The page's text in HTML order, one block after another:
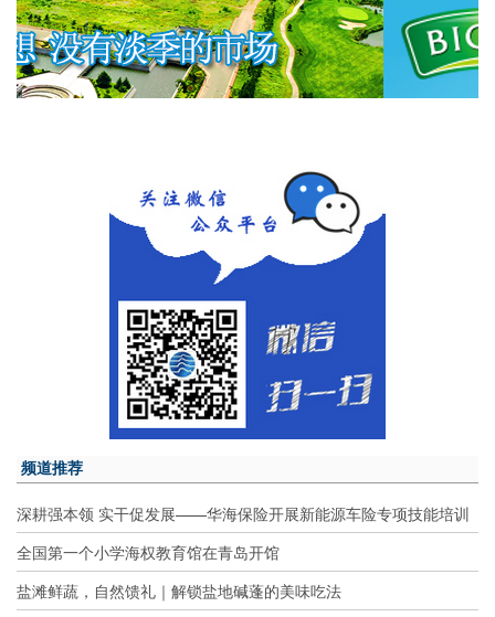
频道推荐
深耕强本领 实干促发展——华海保险开展新能源车险专项技能培训
全国第一个小学海权教育馆在青岛开馆
盐滩鲜蔬，自然馈礼｜解锁盐地碱蓬的美味吃法